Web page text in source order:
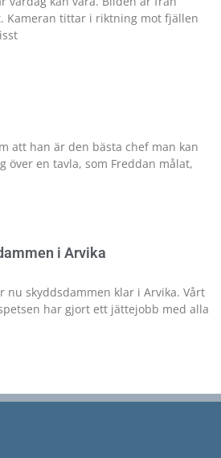
Kameran tittar i riktning mot fjällen
att han är den bästa chef man kan
över en tavla, som Freddan målat,
i Arvika
nu skyddsdammen klar i Arvika. Vårt
har gjort ett jättejobb med alla